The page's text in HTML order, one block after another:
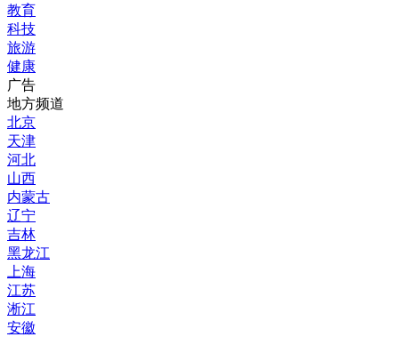
教育
科技
旅游
健康
广告
地方频道
北京
天津
河北
山西
内蒙古
辽宁
吉林
黑龙江
上海
江苏
淅江
安徽